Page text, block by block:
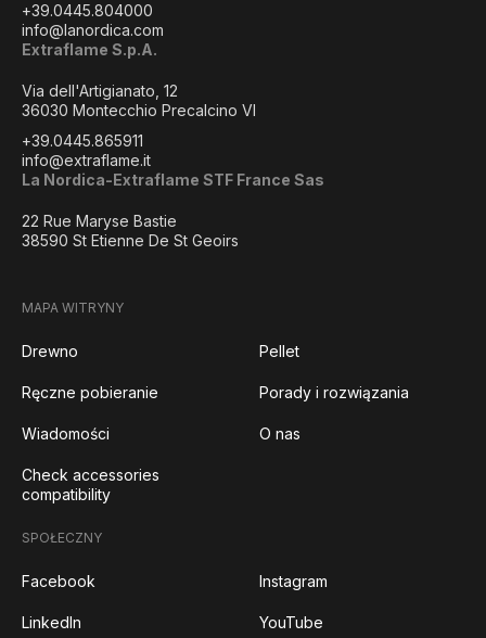
+39.0445.804000
info@lanordica.com
Extraflame S.p.A.
Via dell'Artigianato, 12
36030 Montecchio Precalcino VI
+39.0445.865911
info@extraflame.it
La Nordica-Extraflame STF France Sas
22 Rue Maryse Bastie
38590 St Etienne De St Geoirs
MAPA WITRYNY
Drewno Pellet
Ręczne pobieranie Porady i rozwiązania
Wiadomości O nas
Check accessories
compatibility
SPOŁECZNY
Facebook Instagram
LinkedIn YouTube